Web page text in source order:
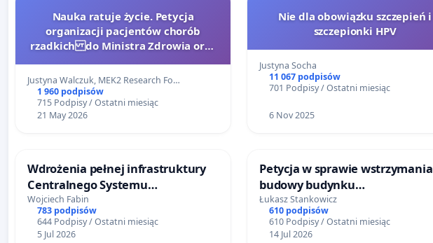
Nauka ratuje życie. Petycja
organizacji pacjentów chorób
rzadkich do Ministra Zdrowia oraz
Wyższego
Justyna Walczuk, MEK2 Research Fo…
1 960 podpisów
715 Podpisy / Ostatni miesiąc
21 May 2026
Nie dla obowiązku szczepień i
szczepionki HPV
Justyna Socha
11 067 podpisów
701 Podpisy / Ostatni miesiąc
6 Nov 2025
Wdrożenia pełnej infrastruktury
Centralnego Systemu
Dynamicznej Informacji
Pasażerskiej (CSDiP) na stacji
kolejowej w Łomży
Wojciech Fabin
783 podpisów
644 Podpisy / Ostatni miesiąc
5 Jul 2026
Petycja w sprawie wstrzymania
budowy budynku
wielorodzinnego przy ul.
Mysłowickiej w Katowicach.
Łukasz Stankowicz
610 podpisów
610 Podpisy / Ostatni miesiąc
14 Jul 2026